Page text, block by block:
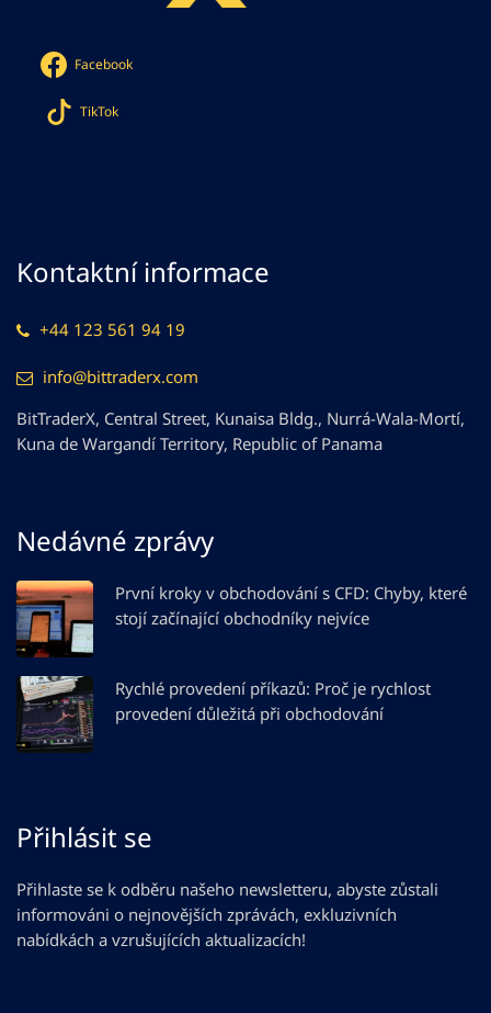
Facebook
TikTok
Kontaktní informace
+44 123 561 94 19
info@bittraderx.com
BitTraderX, Central Street, Kunaisa Bldg., Nurrá-Wala-Mortí,
Kuna de Wargandí Territory, Republic of Panama
Nedávné zprávy
První kroky v obchodování s CFD: Chyby, které
stojí začínající obchodníky nejvíce
Rychlé provedení příkazů: Proč je rychlost
provedení důležitá při obchodování
Přihlásit se
Přihlaste se k odběru našeho newsletteru, abyste zůstali
informováni o nejnovějších zprávách, exkluzivních
nabídkách a vzrušujících aktualizacích!